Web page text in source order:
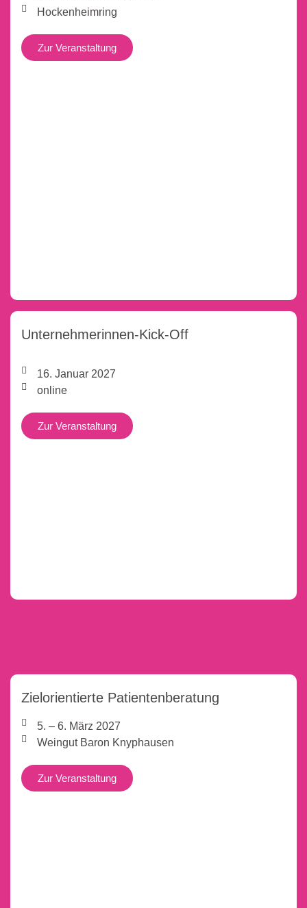
Hockenheimring
Zur Veranstaltung
Unternehmerinnen-Kick-Off
16. Januar 2027
online
Zur Veranstaltung
Zielorientierte Patientenberatung
5. – 6. März 2027
Weingut Baron Knyphausen
Zur Veranstaltung